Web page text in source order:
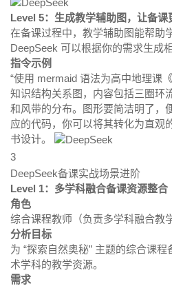
Level 5：生成教学辅助图，让备课
在备课过程中，教学辅助图能帮助
DeepSeek 可以根据你的需求生成
指令示例
“使用 mermaid 语法为高中地理课
知识结构关系图，内容包括三圈环
和风带的分布。图形要简洁明了，
应的代码，你可以将其转化为直观
书设计。
3
DeepSeek备课实战场景进阶
Level 1：多学科融合备课资源整合
角色
综合课程教师（负责多学科融合教学
分析目标
为 “探索自然奥秘” 主题的综合课
术学科的教学资源。
需求